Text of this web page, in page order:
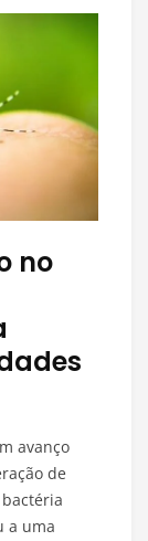
no
avanço
de
a uma